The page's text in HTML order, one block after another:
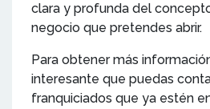
clara y profunda del
negocio que pretendes abrir.
Para obtener más
interesante que puedas
franquiciados que ya estén